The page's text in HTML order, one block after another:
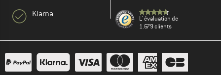
Klarna
L' évaluation de
1.679 clients